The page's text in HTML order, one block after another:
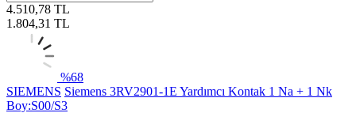
4.510,78 TL
1.804,31 TL
%68
SIEMENS Siemens 3RV2901-1E Yardımcı Kontak 1 Na + 1 Nk
Boy:S00/S3